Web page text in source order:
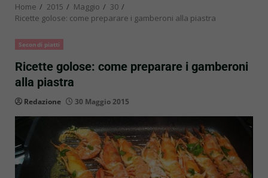
Home 2015 Maggio
30
Ricette golose: come preparare i gamberoni alla piastra
Secondi piatti
Ricette golose: come preparare i gamberoni
alla piastra
Redazione 30 Maggio 2015